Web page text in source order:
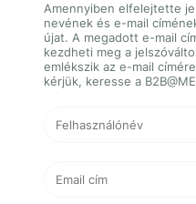
Amennyiben elfelejtette
nevének és e-mail
újat. A megadott e-mail
kezdheti meg a
emlékszik az e-mail
kérjük, keresse a